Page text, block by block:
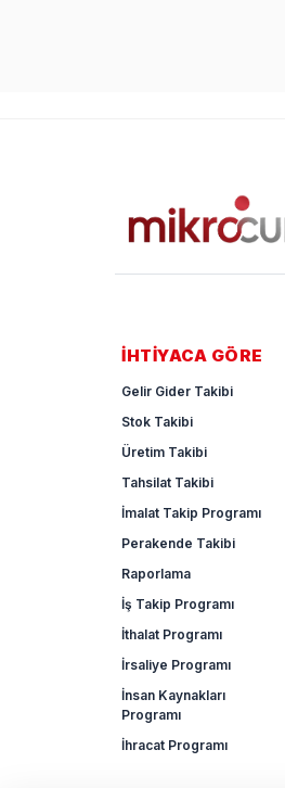
İHTIYACA GÖRE
Gelir Gider Takibi
Stok Takibi
Üretim Takibi
Tahsilat Takibi
İmalat Takip Programı
Perakende Takibi
Raporlama
İş Takip Programı
İthalat Programı
İrsaliye Programı
İnsan Kaynakları
Programı
İhracat Programı